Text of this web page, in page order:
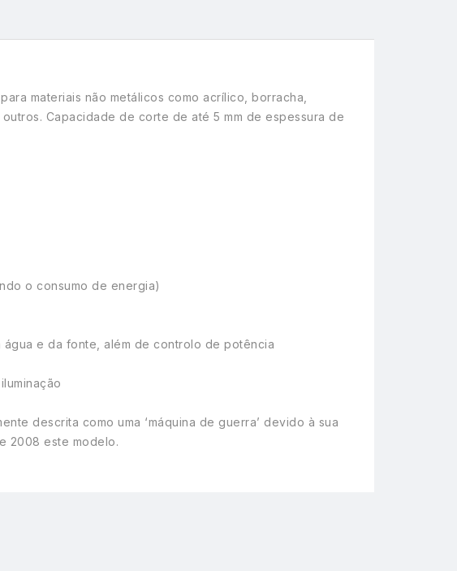
materiais não metálicos como acrílico, borracha,
Capacidade de corte de até 5 mm de espessura de
o consumo de energia)
água e da fonte, além de controlo de potência
descrita como uma ‘máquina de guerra’ devido à sua
2008 este modelo.